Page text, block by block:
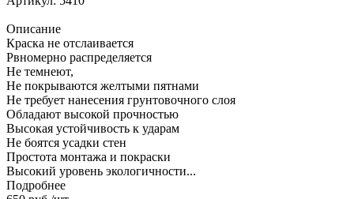
Описание
Краска не отслаивается
Рвномерно распределяется
Не темнеют,
Не покрываются желтыми пятнами
Не требует нанесения грунтовочного слоя
Обладают высокой прочностью
Высокая устойчивость к ударам
Не боятся усадки стен
Простота монтажа и покраски
Высокий уровень экологичности...
Подробнее